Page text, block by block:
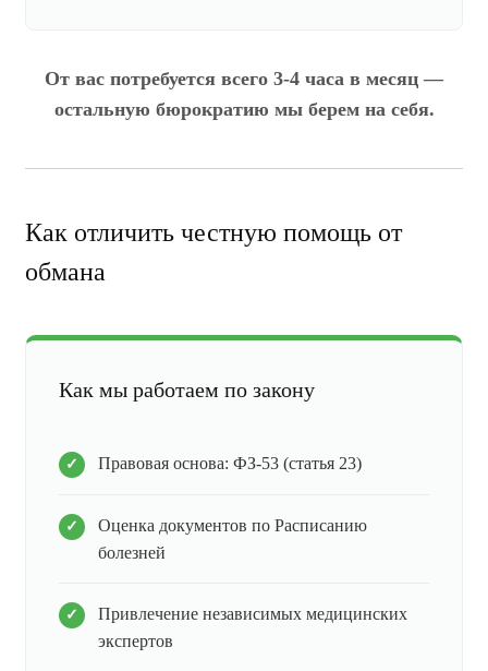
От вас потребуется всего 3-4 часа в месяц —
остальную бюрократию мы берем на себя.
Как отличить честную помощь от
обмана
Как мы работаем по закону
Правовая основа: ФЗ-53 (статья 23)
Оценка документов по Расписанию
болезней
Привлечение независимых медицинских
экспертов